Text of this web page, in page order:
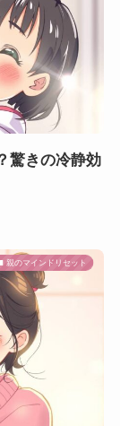
驚きの冷静効
親のマインドリセット